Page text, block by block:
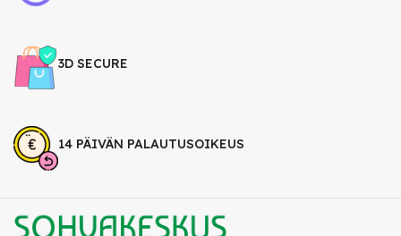
3D SECURE
14 PÄIVÄN PALAUTUSOIKEUS